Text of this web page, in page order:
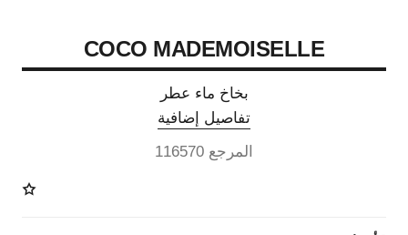
COCO MADEMOISELLE
بخاخ ماء عطر
تفاصيل إضافية
المرجع 116570